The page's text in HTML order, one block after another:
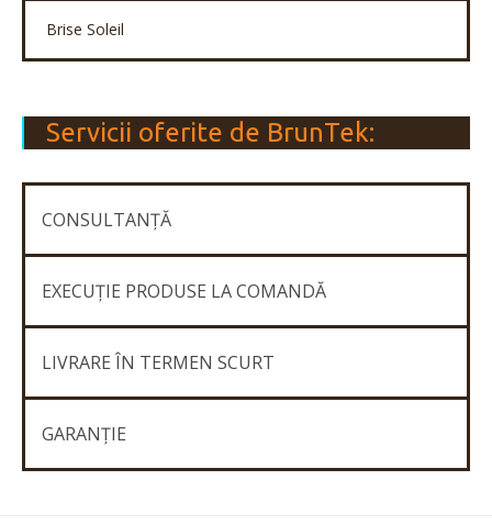
Brise Soleil
Servicii oferite de BrunTek:
CONSULTANȚĂ
EXECUȚIE PRODUSE LA COMANDĂ
LIVRARE ÎN TERMEN SCURT
GARANȚIE